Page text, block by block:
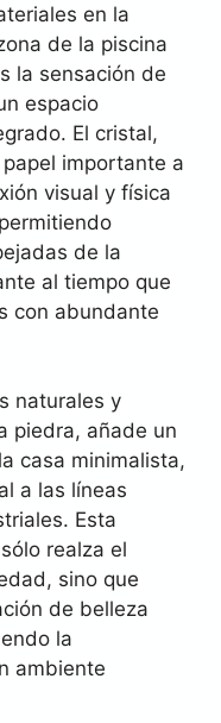
en la
de la piscina
la sensación de
espacio
El cristal,
importante a
visual y física
de la
al tiempo que
con abundante
naturales y
piedra, añade un
casa minimalista,
a las líneas
Esta
realza el
sino que
de belleza
la
ambiente